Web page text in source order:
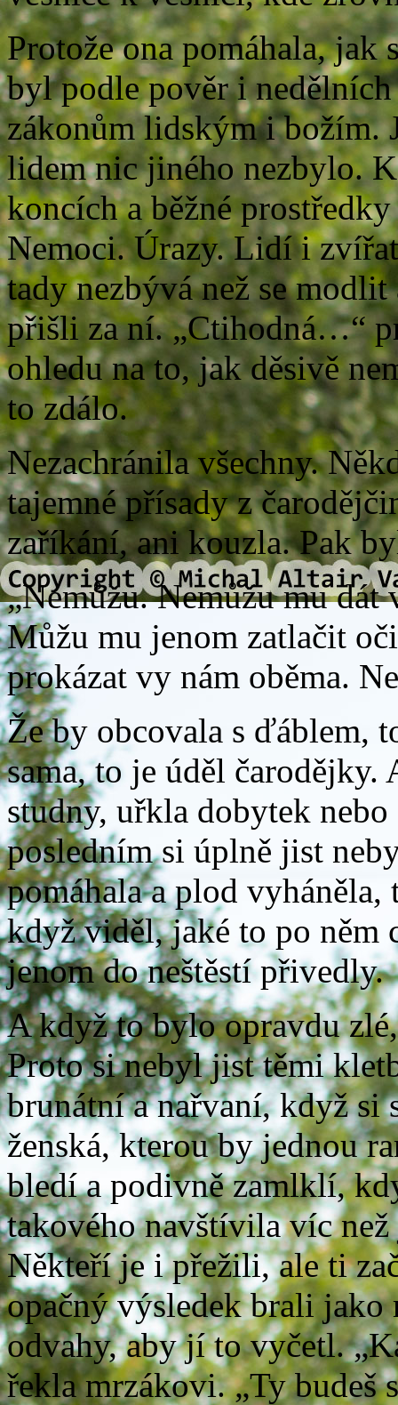
Protože ona pomáhala,
byl podle pověr i
zákonům lidským i božím.
lidem nic jiného nezbylo.
koncích a běžné
Nemoci. Úrazy. Lidí i
tady nezbývá než se
přišli za ní. „Ctihodná…“
ohledu na to, jak děsivě
to zdálo.
Nezachránila všechny.
tajemné přísady z
zaříkání, ani kouzla. Pak
„Nemůžu. Nemůžu mu
Můžu mu jenom zatlačit
prokázat vy nám oběma.
Že by obcovala s ďáblem,
sama, to je úděl
studny, uřkla dobytek
posledním si úplně jist
pomáhala a plod
když viděl, jaké to po něm
jenom do neštěstí přivedly.
A když to bylo opravdu
Proto si nebyl jist těmi
brunátní a nařvaní, když si
ženská, kterou by jednou
bledí a podivně zamlklí,
takového navštívila víc
Někteří je i přežili, ale ti
opačný výsledek brali jako
odvahy, aby jí to vyčetl.
řekla mrzákovi. „Ty